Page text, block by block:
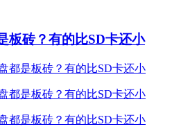
板砖？有的比SD卡还小